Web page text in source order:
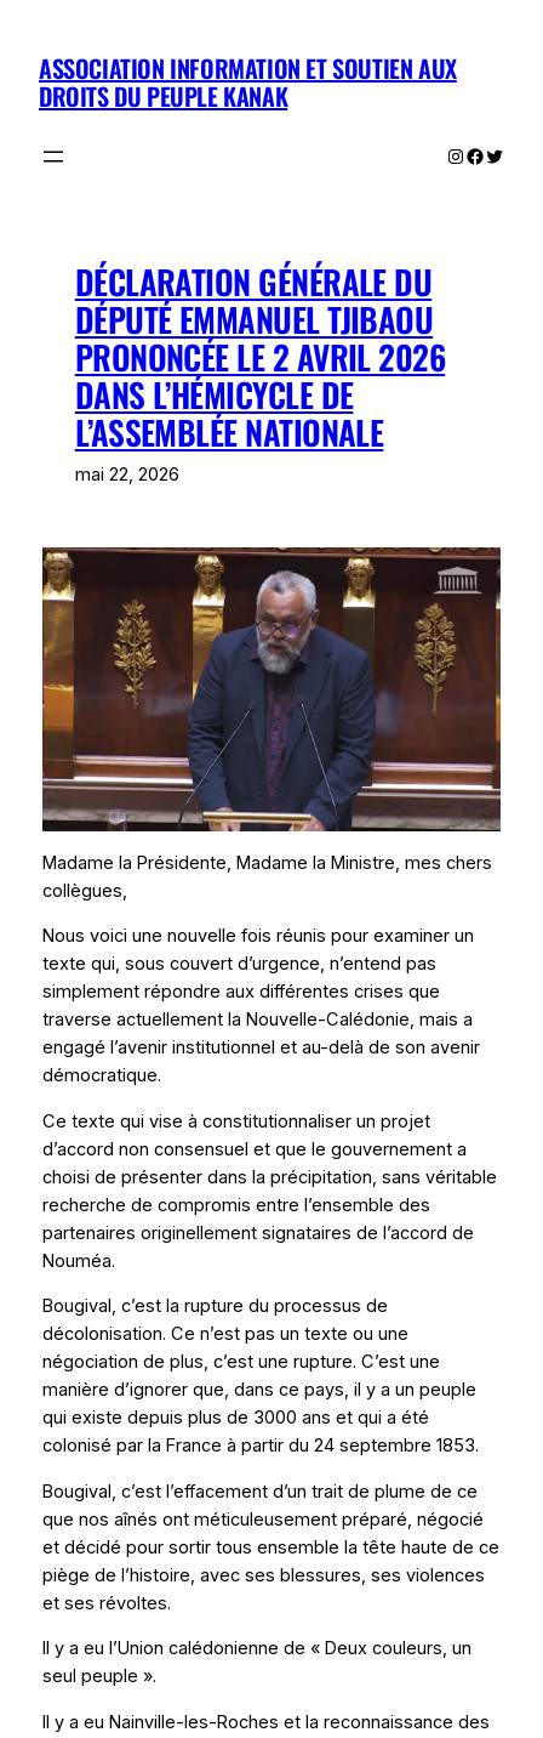
contenu
ASSOCIATION INFORMATION ET SOUTIEN AUX
DROITS DU PEUPLE KANAK
Instagram
Twitter
DÉCLARATION GÉNÉRALE DU
DÉPUTÉ EMMANUEL TJIBAOU
PRONONCÉE LE 2 AVRIL 2026
DANS L’HÉMICYCLE DE
L’ASSEMBLÉE NATIONALE
mai 22, 2026
Madame la Présidente, Madame la Ministre, mes chers
collègues,
Nous voici une nouvelle fois réunis pour examiner un
texte qui, sous couvert d’urgence, n’entend pas
simplement répondre aux différentes crises que
traverse actuellement la Nouvelle-Calédonie, mais a
engagé l’avenir institutionnel et au-delà de son avenir
démocratique.
Ce texte qui vise à constitutionnaliser un projet
d’accord non consensuel et que le gouvernement a
choisi de présenter dans la précipitation, sans véritable
recherche de compromis entre l’ensemble des
partenaires originellement signataires de l’accord de
Nouméa.
Bougival, c’est la rupture du processus de
décolonisation. Ce n’est pas un texte ou une
négociation de plus, c’est une rupture. C’est une
manière d’ignorer que, dans ce pays, il y a un peuple
qui existe depuis plus de 3000 ans et qui a été
colonisé par la France à partir du 24 septembre 1853.
Bougival, c’est l’effacement d’un trait de plume de ce
que nos aînés ont méticuleusement préparé, négocié
et décidé pour sortir tous ensemble la tête haute de ce
piège de l’histoire, avec ses blessures, ses violences
et ses révoltes.
Il y a eu l’Union calédonienne de « Deux couleurs, un
seul peuple ».
Il y a eu Nainville-les-Roches et la reconnaissance des